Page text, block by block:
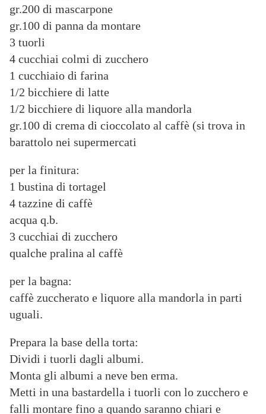
gr.200 di mascarpone
gr.100 di panna da montare
3 tuorli
4 cucchiai colmi di zucchero
1 cucchiaio di farina
1/2 bicchiere di latte
1/2 bicchiere di liquore alla mandorla
gr.100 di crema di cioccolato al caffè (si trova in
barattolo nei supermercati
per la finitura:
1 bustina di tortagel
4 tazzine di caffè
acqua q.b.
3 cucchiai di zucchero
qualche pralina al caffè
per la bagna:
caffè zuccherato e liquore alla mandorla in parti
uguali.
Prepara la base della torta:
Dividi i tuorli dagli albumi.
Monta gli albumi a neve ben erma.
Metti in una bastardella i tuorli con lo zucchero e
falli montare fino a quando saranno chiari e